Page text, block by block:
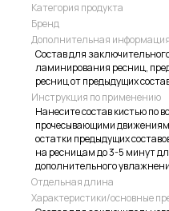
Категория продукта
Бренд
Дополнительная информация
Состав для
ламинирования ресниц,
ресниц от предыдущих
Инструкция по применению
Нанесите состав кистью по
прочесывающими
остатки предыдущих
на ресницам до 3-5 минут
дополнительного
Отдельная длина
Характеристики/основные